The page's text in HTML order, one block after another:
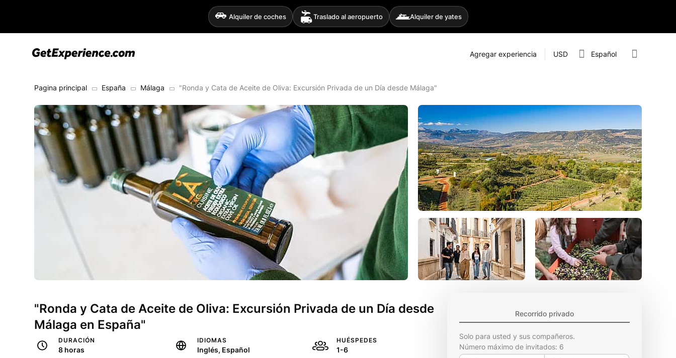
Alquiler de coches Traslado al aeropuerto Alquiler de yates
Agregar experiencia USD Español
Pagina principal España Málaga "Ronda y Cata de Aceite de Oliva: Excursión Privada de un Día desde Málaga"
"Ronda y Cata de Aceite de Oliva: Excursión Privada de un Día desde
Málaga en España"
DURACIÓN
8 horas
IDIOMAS
Inglés, Español
HUÉSPEDES
1-6
Recorrido privado
Solo para usted y sus compañeros.
Número máximo de invitados: 6